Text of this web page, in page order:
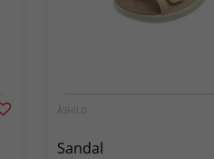
ÅSHILD
Sandal